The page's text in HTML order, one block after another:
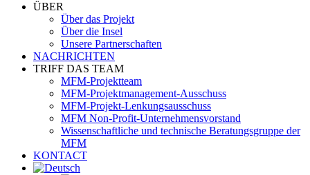
ÜBER
Über das Projekt
Über die Insel
Unsere Partnerschaften
NACHRICHTEN
TRIFF DAS TEAM
MFM-Projektteam
MFM-Projektmanagement-Ausschuss
MFM-Projekt-Lenkungsausschuss
MFM Non-Profit-Unternehmensvorstand
Wissenschaftliche und technische Beratungsgruppe der
MFM
KONTACT